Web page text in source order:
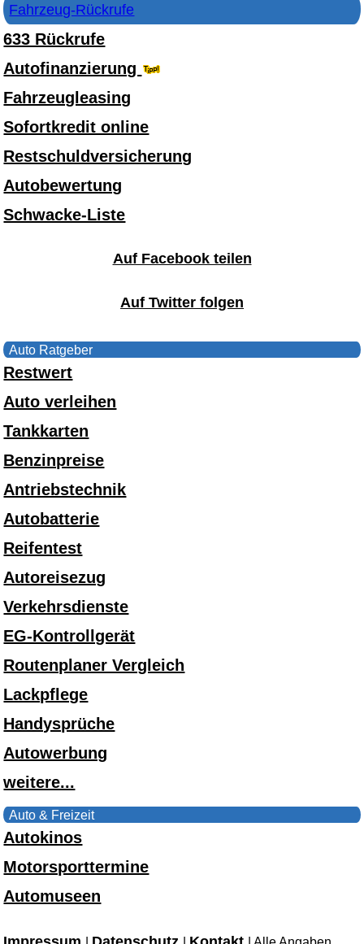
Fahrzeug-Rückrufe
633 Rückrufe
Autofinanzierung
Fahrzeugleasing
Sofortkredit online
Restschuldversicherung
Autobewertung
Schwacke-Liste
Auf Facebook teilen
Auf Twitter folgen
Auto Ratgeber
Restwert
Auto verleihen
Tankkarten
Benzinpreise
Antriebstechnik
Autobatterie
Reifentest
Autoreisezug
Verkehrsdienste
EG-Kontrollgerät
Routenplaner Vergleich
Lackpflege
Handysprüche
Autowerbung
weitere...
Auto & Freizeit
Autokinos
Motorsporttermine
Automuseen